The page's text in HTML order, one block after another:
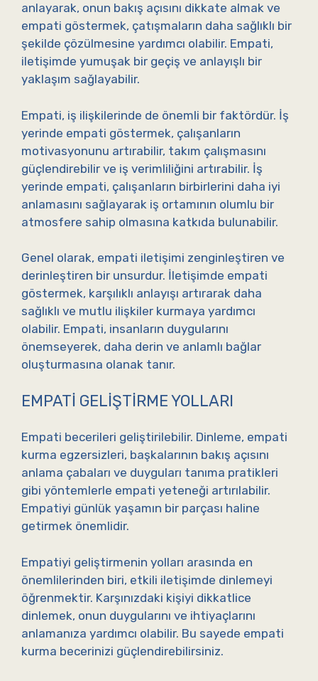
anlayarak, onun bakış açısını dikkate almak ve
empati göstermek, çatışmaların daha sağlıklı bir
şekilde çözülmesine yardımcı olabilir. Empati,
iletişimde yumuşak bir geçiş ve anlayışlı bir
yaklaşım sağlayabilir.
Empati, iş ilişkilerinde de önemli bir faktördür. İş
yerinde empati göstermek, çalışanların
motivasyonunu artırabilir, takım çalışmasını
güçlendirebilir ve iş verimliliğini artırabilir. İş
yerinde empati, çalışanların birbirlerini daha iyi
anlamasını sağlayarak iş ortamının olumlu bir
atmosfere sahip olmasına katkıda bulunabilir.
Genel olarak, empati iletişimi zenginleştiren ve
derinleştiren bir unsurdur. İletişimde empati
göstermek, karşılıklı anlayışı artırarak daha
sağlıklı ve mutlu ilişkiler kurmaya yardımcı
olabilir. Empati, insanların duygularını
önemseyerek, daha derin ve anlamlı bağlar
oluşturmasına olanak tanır.
EMPATI GELIŞTIRME YOLLARI
Empati becerileri geliştirilebilir. Dinleme, empati
kurma egzersizleri, başkalarının bakış açısını
anlama çabaları ve duyguları tanıma pratikleri
gibi yöntemlerle empati yeteneği artırılabilir.
Empatiyi günlük yaşamın bir parçası haline
getirmek önemlidir.
Empatiyi geliştirmenin yolları arasında en
önemlilerinden biri, etkili iletişimde dinlemeyi
öğrenmektir. Karşınızdaki kişiyi dikkatlice
dinlemek, onun duygularını ve ihtiyaçlarını
anlamanıza yardımcı olabilir. Bu sayede empati
kurma becerinizi güçlendirebilirsiniz.